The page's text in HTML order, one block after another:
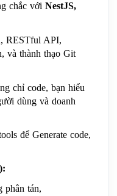
chắc với NestJS,
RESTful API,
và thành thạo Git
chỉ code, bạn hiểu
dùng và doanh
để Generate code,
phân tán,